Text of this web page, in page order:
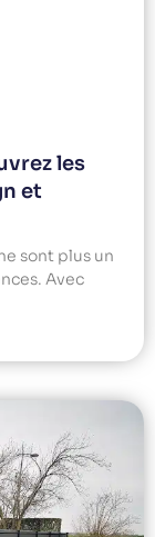
les
et
sont plus un
Avec